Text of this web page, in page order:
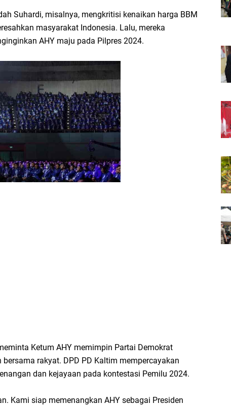
Suhardi, misalnya, mengkritisi kenaikan harga BBM
masyarakat Indonesia. Lalu, mereka
AHY maju pada Pilpres 2024.
Ketum AHY memimpin Partai Demokrat
rakyat. DPD PD Kaltim mempercayakan
dan kejayaan pada kontestasi Pemilu 2024.
Kami siap memenangkan AHY sebagai Presiden